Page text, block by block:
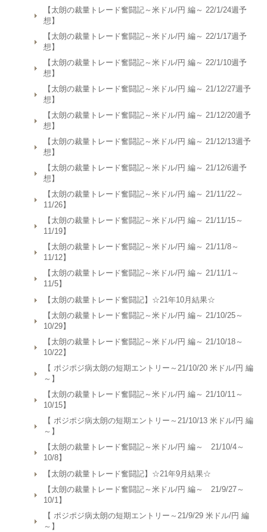
【太朗の裁量トレード奮闘記～米ドル/円 編～ 22/1/24週予
想】
【太朗の裁量トレード奮闘記～米ドル/円 編～ 22/1/17週予
想】
【太朗の裁量トレード奮闘記～米ドル/円 編～ 22/1/10週予
想】
【太朗の裁量トレード奮闘記～米ドル/円 編～ 21/12/27週予
想】
【太朗の裁量トレード奮闘記～米ドル/円 編～ 21/12/20週予
想】
【太朗の裁量トレード奮闘記～米ドル/円 編～ 21/12/13週予
想】
【太朗の裁量トレード奮闘記～米ドル/円 編～ 21/12/6週予
想】
【太朗の裁量トレード奮闘記～米ドル/円 編～ 21/11/22～
11/26】
【太朗の裁量トレード奮闘記～米ドル/円 編～ 21/11/15～
11/19】
【太朗の裁量トレード奮闘記～米ドル/円 編～ 21/11/8～
11/12】
【太朗の裁量トレード奮闘記～米ドル/円 編～ 21/11/1～
11/5】
【太朗の裁量トレード奮闘記】☆21年10月結果☆
【太朗の裁量トレード奮闘記～米ドル/円 編～ 21/10/25～
10/29】
【太朗の裁量トレード奮闘記～米ドル/円 編～ 21/10/18～
10/22】
【 ポジポジ病太朗の短期エントリー～21/10/20 米ドル/円 編
～】
【太朗の裁量トレード奮闘記～米ドル/円 編～ 21/10/11～
10/15】
【 ポジポジ病太朗の短期エントリー～21/10/13 米ドル/円 編
～】
【太朗の裁量トレード奮闘記～米ドル/円 編～ 21/10/4～
10/8】
【太朗の裁量トレード奮闘記】☆21年9月結果☆
【太朗の裁量トレード奮闘記～米ドル/円 編～ 21/9/27～
10/1】
【 ポジポジ病太朗の短期エントリー～21/9/29 米ドル/円 編
～】